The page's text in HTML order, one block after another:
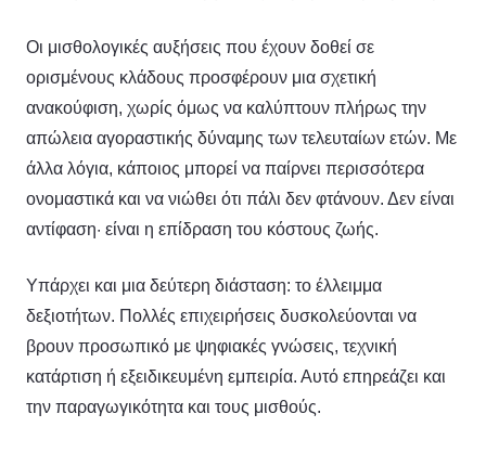
Οι μισθολογικές αυξήσεις που έχουν δοθεί σε
ορισμένους κλάδους προσφέρουν μια σχετική
ανακούφιση, χωρίς όμως να καλύπτουν πλήρως την
απώλεια αγοραστικής δύναμης των τελευταίων ετών. Με
άλλα λόγια, κάποιος μπορεί να παίρνει περισσότερα
ονομαστικά και να νιώθει ότι πάλι δεν φτάνουν. Δεν είναι
αντίφαση· είναι η επίδραση του κόστους ζωής.
Υπάρχει και μια δεύτερη διάσταση: το έλλειμμα
δεξιοτήτων. Πολλές επιχειρήσεις δυσκολεύονται να
βρουν προσωπικό με ψηφιακές γνώσεις, τεχνική
κατάρτιση ή εξειδικευμένη εμπειρία. Αυτό επηρεάζει και
την παραγωγικότητα και τους μισθούς.